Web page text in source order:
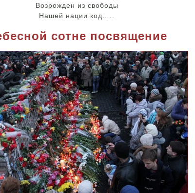
Возрожден из свободы
Нашей нации код…..
сотне посвящение